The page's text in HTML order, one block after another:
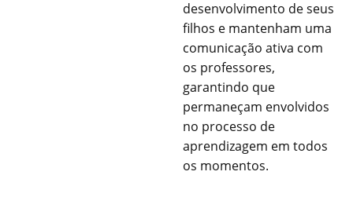
desenvolvimento de seus
filhos e mantenham uma
comunicação ativa com
os professores,
garantindo que
permaneçam envolvidos
no processo de
aprendizagem em todos
os momentos.